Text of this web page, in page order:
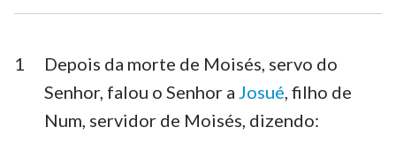
Esdras Neemias
Ester Jó
Salmos Provérbios
Eclesiastes Cânticos
1
Depois da morte de Moisés, servo do
Senhor, falou o Senhor a Josué , filho de
Num, servidor de Moisés, dizendo: